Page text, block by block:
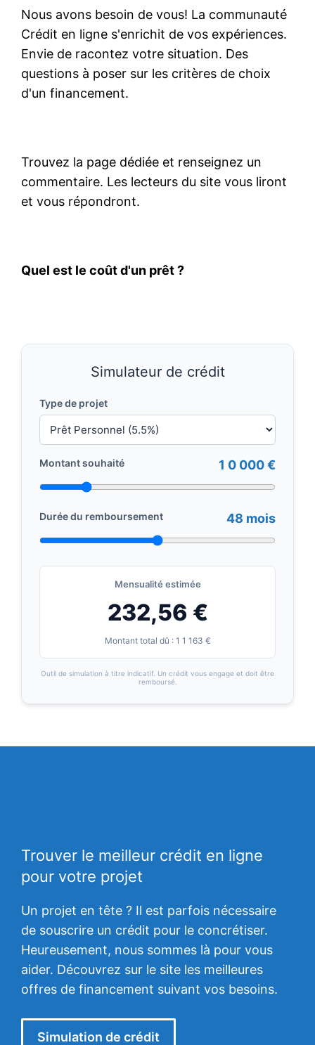
Nous avons besoin de vous! La communauté
Crédit en ligne s'enrichit de vos expériences.
Envie de racontez votre situation. Des
questions à poser sur les critères de choix
d'un financement.
Trouvez la page dédiée et renseignez un
commentaire. Les lecteurs du site vous liront
et vous répondront.
Quel est le coût d'un prêt ?
Simulateur de crédit
Type de projet
Montant souhaité 1 0 000 €
Durée du remboursement 48 mois
Mensualité estimée
232,56 €
Montant total dû : 1 1 163 €
Outil de simulation à titre indicatif. Un crédit vous engage et doit être
remboursé.
Trouver le meilleur crédit en ligne
pour votre projet
Un projet en tête ? Il est parfois nécessaire
de souscrire un crédit pour le concrétiser.
Heureusement, nous sommes là pour vous
aider. Découvrez sur le site les meilleures
offres de financement suivant vos besoins.
Simulation de crédit